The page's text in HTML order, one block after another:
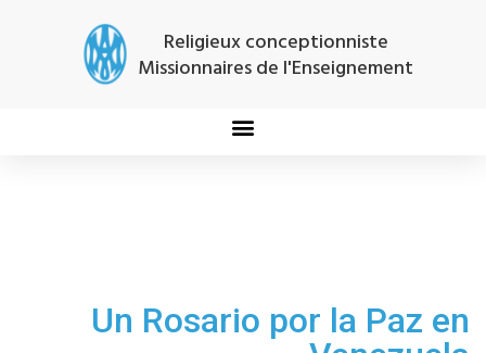
Religieux conceptionniste
Missionnaires de l'Enseignement
Un Rosario por la Paz en